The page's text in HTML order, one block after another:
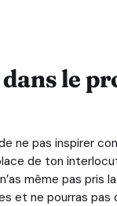
le
ne pas inspirer
de ton
même pas pris
et ne pourras pas